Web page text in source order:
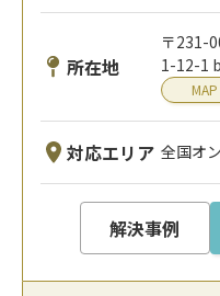
所在地
〒231-
1-12-1
MAP
対応エリア 全国オ
解決事例